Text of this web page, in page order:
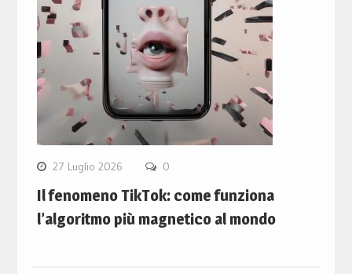
27 Luglio 2026 0
Il fenomeno TikTok: come funziona
l’algoritmo più magnetico al mondo